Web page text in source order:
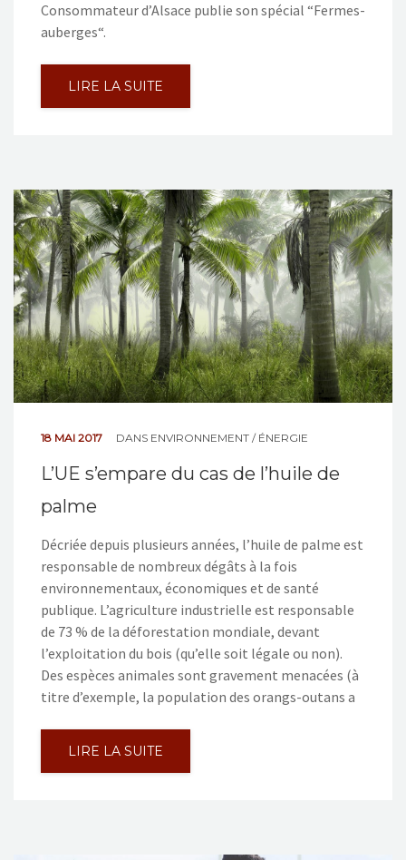
Consommateur d’Alsace publie son spécial “Fermes-
auberges“.
LIRE LA SUITE
18 MAI 2017 DANS ENVIRONNEMENT / ÉNERGIE
L’UE s’empare du cas de l’huile de
palme
Décriée depuis plusieurs années, l’huile de palme est
responsable de nombreux dégâts à la fois
environnementaux, économiques et de santé
publique. L’agriculture industrielle est responsable
de 73 % de la déforestation mondiale, devant
l’exploitation du bois (qu’elle soit légale ou non).
Des espèces animales sont gravement menacées (à
titre d’exemple, la population des orangs-outans a
LIRE LA SUITE